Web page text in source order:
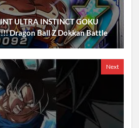
ULTRA INSTINCT GOKU
Dragon Ball Z Dokkan Battle
Next